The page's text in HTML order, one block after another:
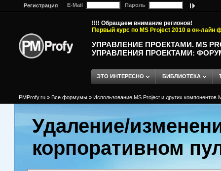
Регистрация E-Mail Пароль
!!!! Обращаем внимание регионов!
Первый курс по MS Project 2010 в он-лайн
УПРАВЛЕНИЕ ПРОЕКТАМИ. MS
УПРАВЛЕНИЯ ПРОЕКТАМИ:
ЭТО ИНТЕРЕСНО БИБЛИОТЕКА
PMProfy.ru » Все формумы » Использование MS Project и других компонентов
Удаление/
корпоративном